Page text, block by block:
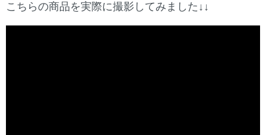
こちらの商品を実際に撮影してみました↓↓